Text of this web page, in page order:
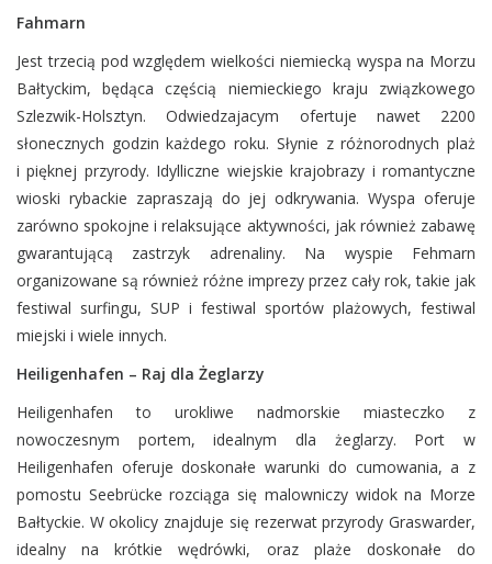
Fahmarn
Jest trzecią pod względem wielkości niemiecką wyspa na Morzu
Bałtyckim, będąca częścią niemieckiego kraju związkowego
Szlezwik-Holsztyn. Odwiedzajacym ofertuje nawet 2200
słonecznych godzin każdego roku. Słynie z różnorodnych plaż
i pięknej przyrody. Idylliczne wiejskie krajobrazy i romantyczne
wioski rybackie zapraszają do jej odkrywania. Wyspa oferuje
zarówno spokojne i relaksujące aktywności, jak również zabawę
gwarantującą zastrzyk adrenaliny. Na wyspie Fehmarn
organizowane są również różne imprezy przez cały rok, takie jak
festiwal surfingu, SUP i festiwal sportów plażowych, festiwal
miejski i wiele innych.
Heiligenhafen – Raj dla Żeglarzy
Heiligenhafen to urokliwe nadmorskie miasteczko z
nowoczesnym portem, idealnym dla żeglarzy. Port w
Heiligenhafen oferuje doskonałe warunki do cumowania, a z
pomostu Seebrücke rozciąga się malowniczy widok na Morze
Bałtyckie. W okolicy znajduje się rezerwat przyrody Graswarder,
idealny na krótkie wędrówki, oraz plaże doskonałe do